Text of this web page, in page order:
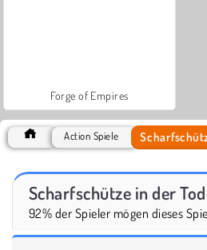
Forge of Empires
Action Spiele
Scharfschütze in der
92% der Spieler mögen dieses